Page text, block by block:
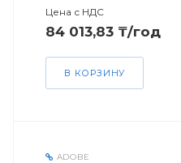
Цена с НДС
84 013,83 ₸/год
В КОРЗИНУ
ADOBE